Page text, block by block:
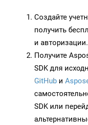
Создайте
получить
и авторизации.
Получите
SDK для
GitHub и
SDK или